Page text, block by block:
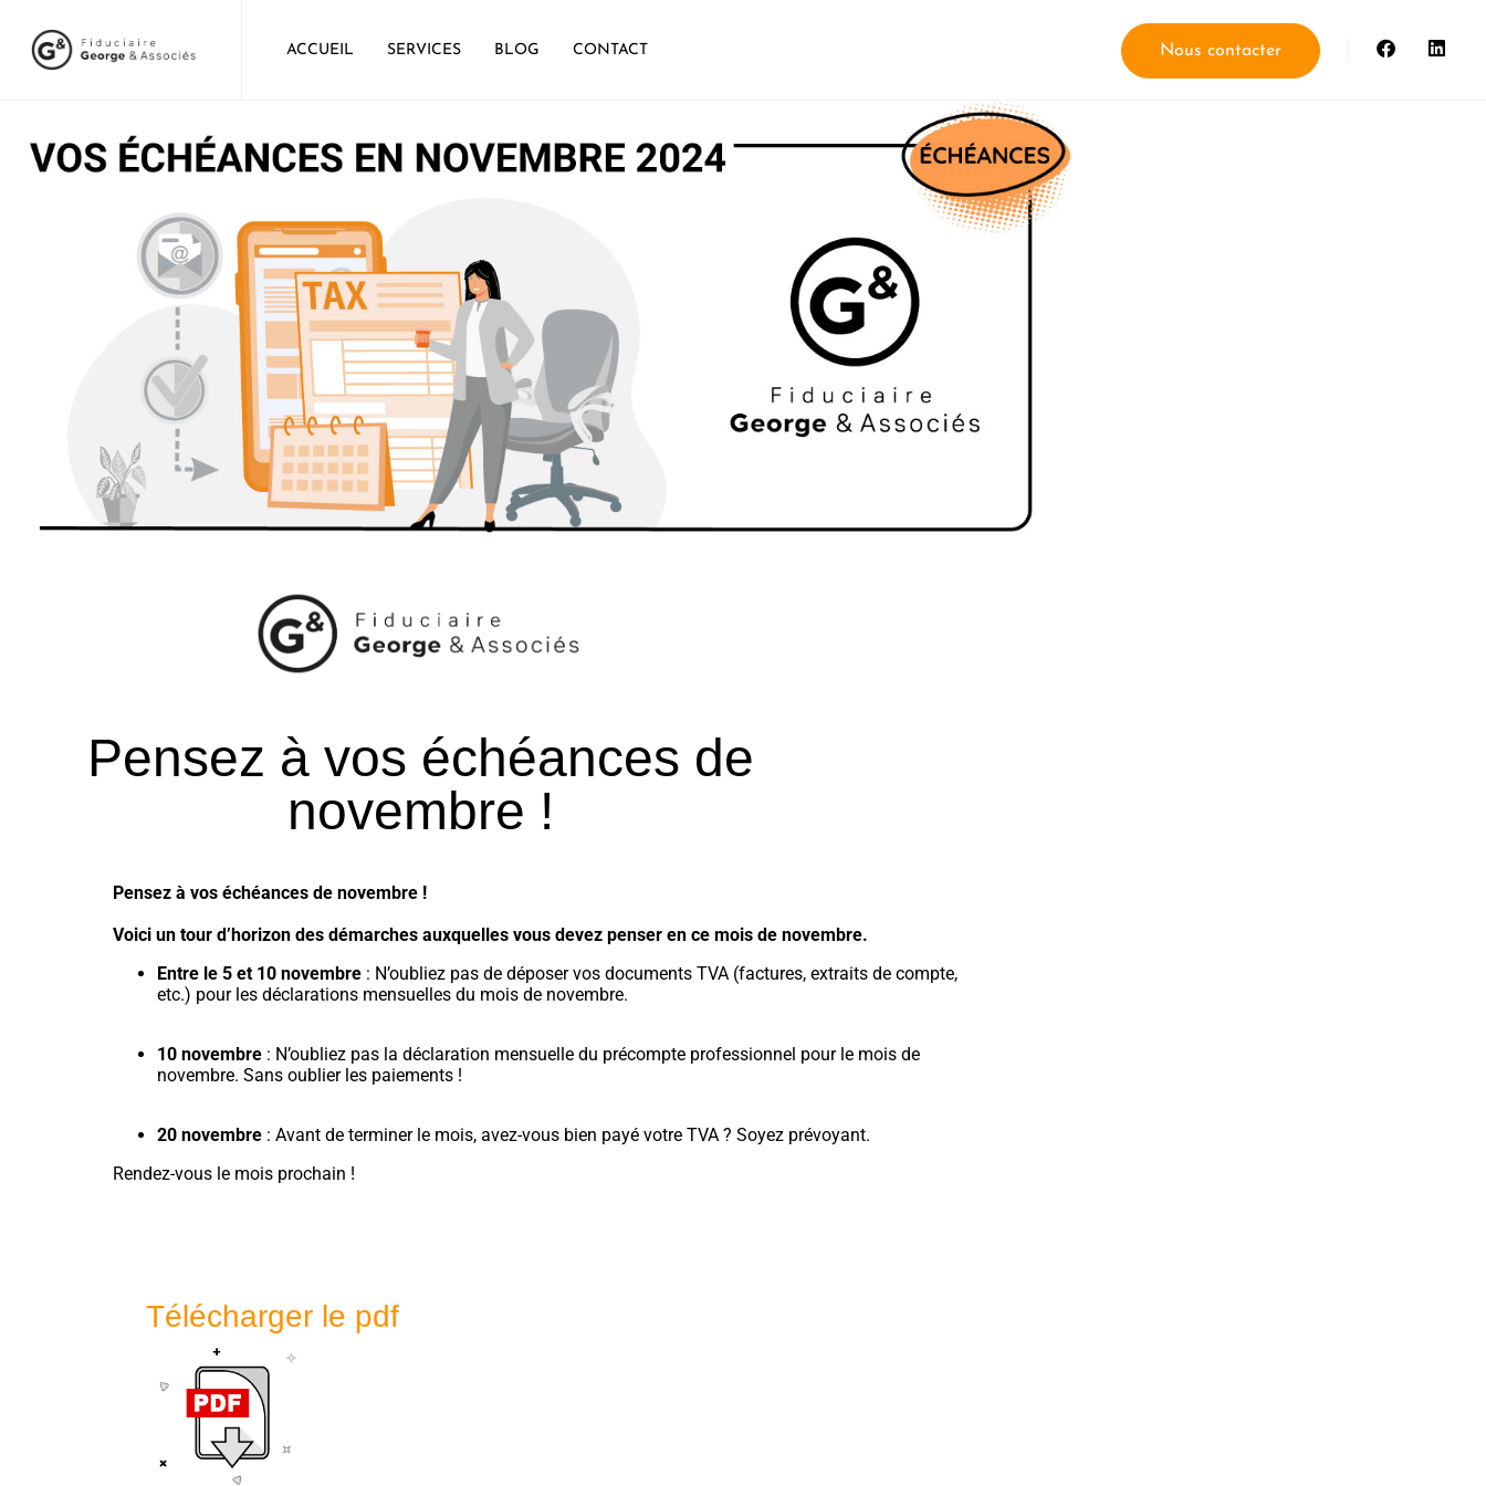
ACCUEIL SERVICES BLOG CONTACT Nous contacter
Pensez à vos échéances de
novembre !
Pensez à vos échéances de novembre !
Voici un tour d’horizon des démarches auxquelles vous devez penser en ce mois de novembre.
Entre le 5 et 10 novembre : N’oubliez pas de déposer vos documents TVA (factures, extraits de compte,
etc.) pour les déclarations mensuelles du mois de novembre.
10 novembre : N’oubliez pas la déclaration mensuelle du précompte professionnel pour le mois de
novembre. Sans oublier les paiements !
20 novembre : Avant de terminer le mois, avez-vous bien payé votre TVA ? Soyez prévoyant.
Rendez-vous le mois prochain !
Télécharger le pdf